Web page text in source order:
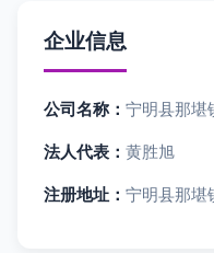
企业信息
公司名称： 宁明县那堪
法人代表： 黄胜旭
注册地址： 宁明县那堪